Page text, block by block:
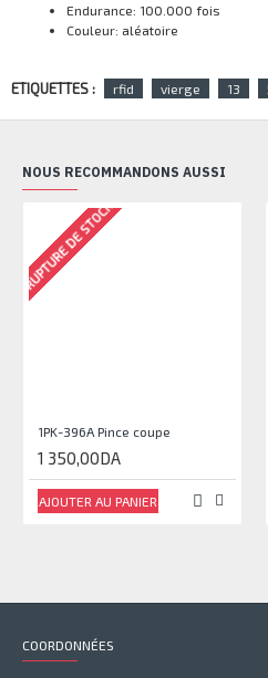
Endurance: 100.000 fois
Couleur: aléatoire
ETIQUETTES : rfid vierge 13
NOUS RECOMMANDONS AUSSI
RUPTURE DE STOCK
1PK-396A Pince coupe
1 350,00DA
AJOUTER AU PANIER
COORDONNÉES